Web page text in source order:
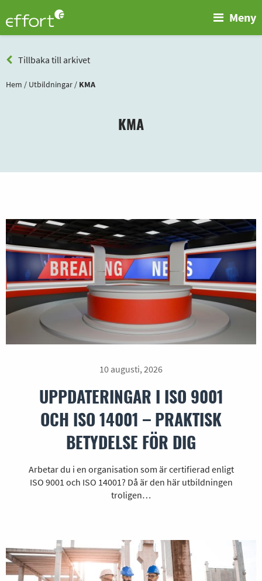
Meny
Tillbaka till arkivet
Hem / Utbildningar / KMA
KMA
10 augusti, 2026
UPPDATERINGAR I ISO 9001
OCH ISO 14001 – PRAKTISK
BETYDELSE FÖR DIG
Arbetar du i en organisation som är certifierad enligt
ISO 9001 och ISO 14001? Då är den här utbildningen
troligen…